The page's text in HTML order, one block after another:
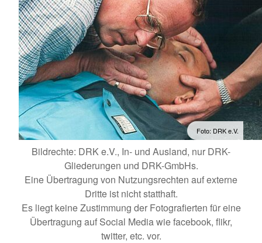
Foto: DRK e.V.
Bildrechte: DRK e.V., In- und Ausland, nur DRK-
Gliederungen und DRK-GmbHs.
Eine Übertragung von Nutzungsrechten auf externe
Dritte ist nicht statthaft.
Es liegt keine Zustimmung der Fotografierten für eine
Übertragung auf Social Media wie facebook, flikr,
twitter, etc. vor.